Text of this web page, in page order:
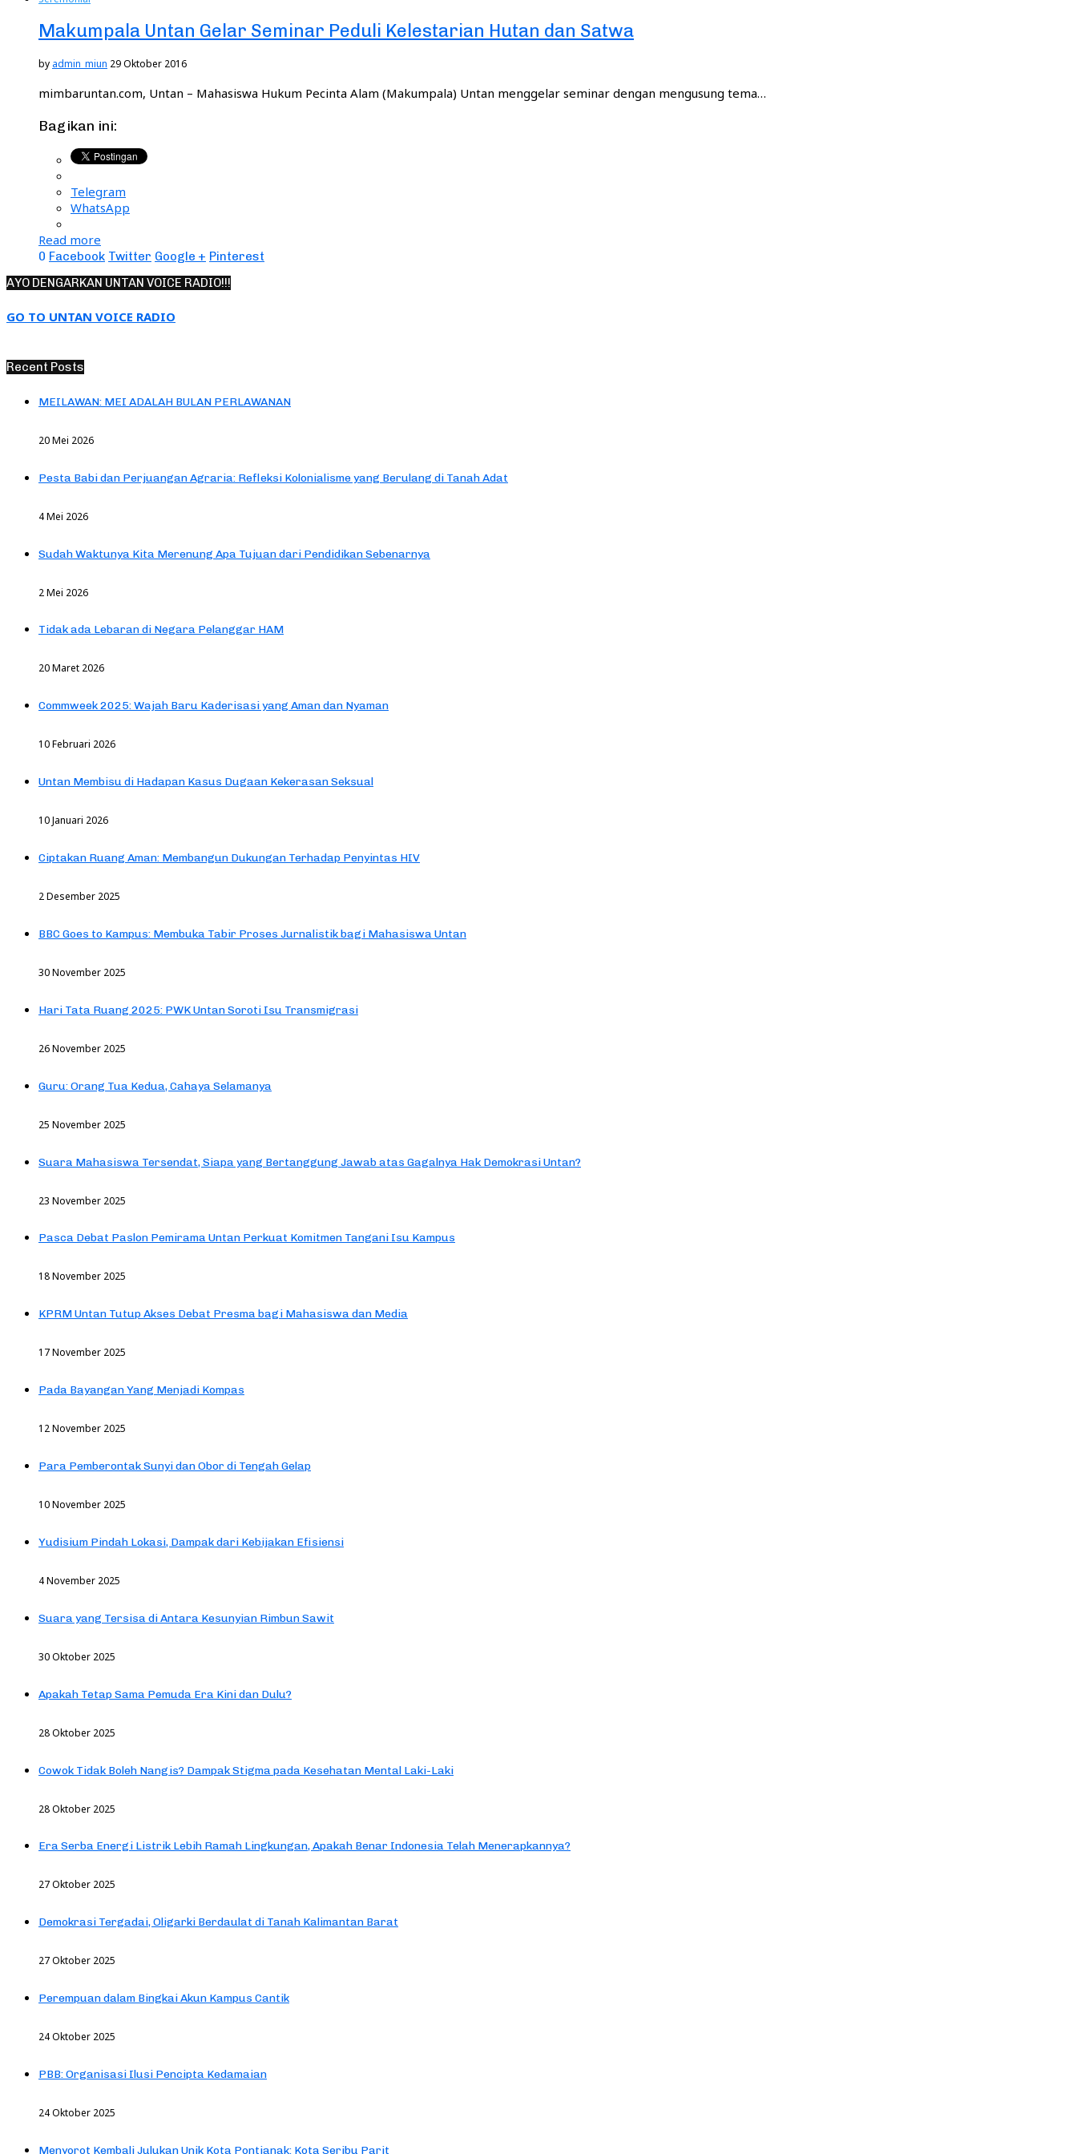
Makumpala Untan Gelar Seminar Peduli Kelestarian Hutan dan Satwa
by admin_miun 29 Oktober 2016
mimbaruntan.com, Untan – Mahasiswa Hukum Pecinta Alam (Makumpala) Untan menggelar seminar dengan mengusung tema…
Bagikan ini:
Telegram
WhatsApp
Read more
0 Facebook Twitter Google + Pinterest
AYO DENGARKAN UNTAN VOICE RADIO!!!
GO TO UNTAN VOICE RADIO
Recent Posts
MEILAWAN: MEI ADALAH BULAN PERLAWANAN
20 Mei 2026
Pesta Babi dan Perjuangan Agraria: Refleksi Kolonialisme yang Berulang di Tanah Adat
4 Mei 2026
Sudah Waktunya Kita Merenung Apa Tujuan dari Pendidikan Sebenarnya
2 Mei 2026
Tidak ada Lebaran di Negara Pelanggar HAM
20 Maret 2026
Commweek 2025: Wajah Baru Kaderisasi yang Aman dan Nyaman
10 Februari 2026
Untan Membisu di Hadapan Kasus Dugaan Kekerasan Seksual
10 Januari 2026
Ciptakan Ruang Aman: Membangun Dukungan Terhadap Penyintas HIV
2 Desember 2025
BBC Goes to Kampus: Membuka Tabir Proses Jurnalistik bagi Mahasiswa Untan
30 November 2025
Hari Tata Ruang 2025: PWK Untan Soroti Isu Transmigrasi
26 November 2025
Guru: Orang Tua Kedua, Cahaya Selamanya
25 November 2025
Suara Mahasiswa Tersendat, Siapa yang Bertanggung Jawab atas Gagalnya Hak Demokrasi Untan?
23 November 2025
Pasca Debat Paslon Pemirama Untan Perkuat Komitmen Tangani Isu Kampus
18 November 2025
KPRM Untan Tutup Akses Debat Presma bagi Mahasiswa dan Media
17 November 2025
Pada Bayangan Yang Menjadi Kompas
12 November 2025
Para Pemberontak Sunyi dan Obor di Tengah Gelap
10 November 2025
Yudisium Pindah Lokasi, Dampak dari Kebijakan Efisiensi
4 November 2025
Suara yang Tersisa di Antara Kesunyian Rimbun Sawit
30 Oktober 2025
Apakah Tetap Sama Pemuda Era Kini dan Dulu?
28 Oktober 2025
Cowok Tidak Boleh Nangis? Dampak Stigma pada Kesehatan Mental Laki-Laki
28 Oktober 2025
Era Serba Energi Listrik Lebih Ramah Lingkungan, Apakah Benar Indonesia Telah Menerapkannya?
27 Oktober 2025
Demokrasi Tergadai, Oligarki Berdaulat di Tanah Kalimantan Barat
27 Oktober 2025
Perempuan dalam Bingkai Akun Kampus Cantik
24 Oktober 2025
PBB: Organisasi Ilusi Pencipta Kedamaian
24 Oktober 2025
Menyorot Kembali Julukan Unik Kota Pontianak: Kota Seribu Parit